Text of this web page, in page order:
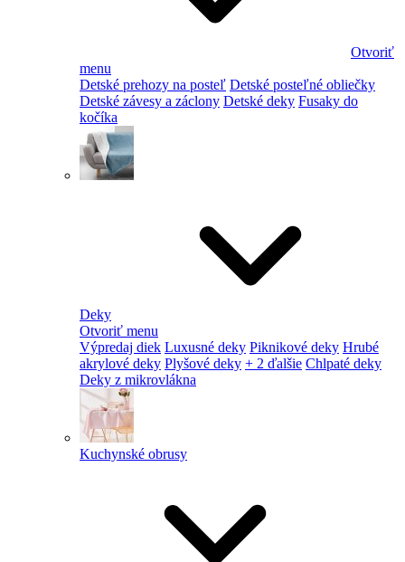
Otvoriť
menu
Detské prehozy na posteľ Detské posteľné obliečky
Detské závesy a záclony Detské deky Fusaky do
kočíka
Deky
Otvoriť menu
Výpredaj diek Luxusné deky Piknikové deky Hrubé
akrylové deky Plyšové deky + 2 ďalšie Chlpaté deky
Deky z mikrovlákna
Kuchynské obrusy